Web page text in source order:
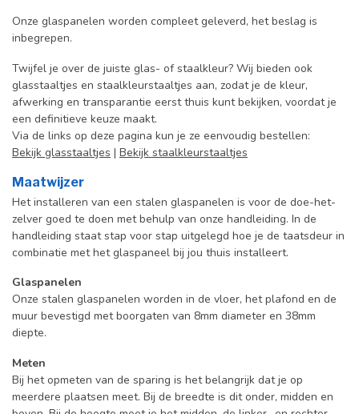
Onze glaspanelen worden compleet geleverd, het beslag is
inbegrepen.
Twijfel je over de juiste glas- of staalkleur? Wij bieden ook
glasstaaltjes en staalkleurstaaltjes aan, zodat je de kleur,
afwerking en transparantie eerst thuis kunt bekijken, voordat je
een definitieve keuze maakt.
Via de links op deze pagina kun je ze eenvoudig bestellen:
Bekijk glasstaaltjes | Bekijk staalkleurstaaltjes
Maatwijzer
Het installeren van een stalen glaspanelen is voor de doe-het-
zelver goed te doen met behulp van onze handleiding. In de
handleiding staat stap voor stap uitgelegd hoe je de taatsdeur in
combinatie met het glaspaneel bij jou thuis installeert.
Glaspanelen
Onze stalen glaspanelen worden in de vloer, het plafond en de
muur bevestigd met boorgaten van 8mm diameter en 38mm
diepte.
Meten
Bij het opmeten van de sparing is het belangrijk dat je op
meerdere plaatsen meet. Bij de breedte is dit onder, midden en